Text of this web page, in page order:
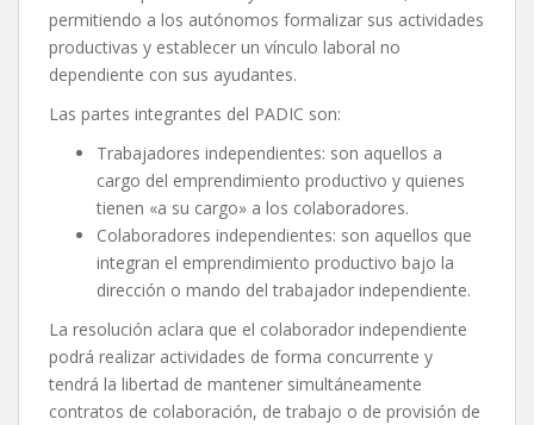
permitiendo a los autónomos formalizar sus actividades
productivas y establecer un vínculo laboral no
dependiente con sus ayudantes.
Las partes integrantes del PADIC son:
Trabajadores independientes: son aquellos a
cargo del emprendimiento productivo y quienes
tienen «a su cargo» a los colaboradores.
Colaboradores independientes: son aquellos que
integran el emprendimiento productivo bajo la
dirección o mando del trabajador independiente.
La resolución aclara que el colaborador independiente
podrá realizar actividades de forma concurrente y
tendrá la libertad de mantener simultáneamente
contratos de colaboración, de trabajo o de provisión de